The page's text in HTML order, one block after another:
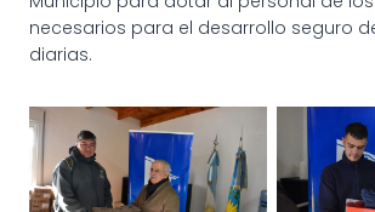
necesarios para el desarrollo seguro
diarias.